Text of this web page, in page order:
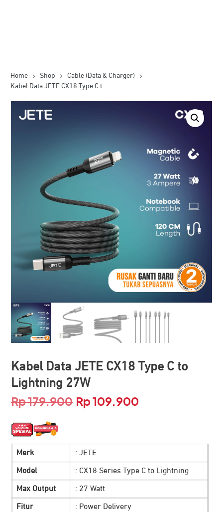
Home Shop
Cable (Data & Charger)
Kabel Data JETE CX18 Type C to Lightning 27W
Kabel Data JETE CX18 Type C to
Lightning 27W
Rp179.900 Harga
Rp 179.900.
Rp109.900
adalah:
Rp 109.900.
Merk : JETE
Model : CX18 Series Type C to Lightning
Max Output : 27 Watt
Fitur : Power Delivery